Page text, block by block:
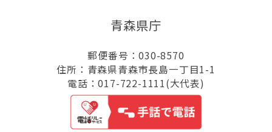
青森県庁
郵便番号：030-8570
住所：青森県青森市長島一丁目1-1
電話：017-722-1111(大代表)